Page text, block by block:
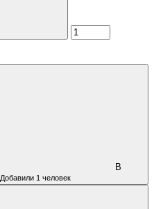
В
Добавили 1 человек